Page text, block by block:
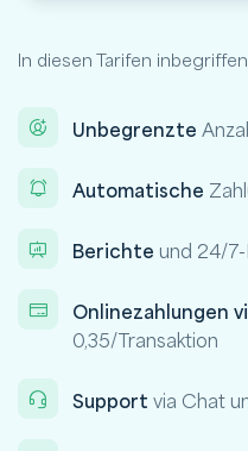
In diesen Tarifen
Unbegrenzte
Automatische
Berichte und 24/
Onlinezahlungen
0,35/Transaktion
Support via Chat